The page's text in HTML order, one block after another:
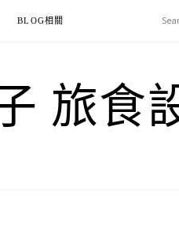
BLOG相關
旅食